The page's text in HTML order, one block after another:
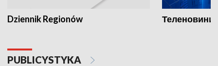
Dziennik Regionów Теленовини
PUBLICYSTYKA